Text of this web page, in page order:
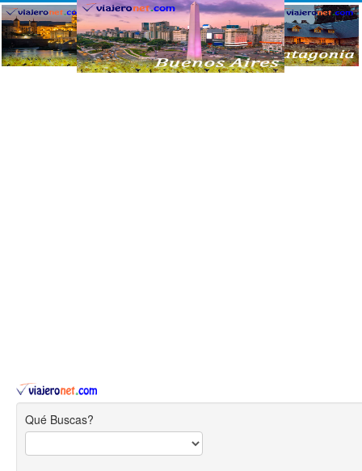
Qué Buscas?